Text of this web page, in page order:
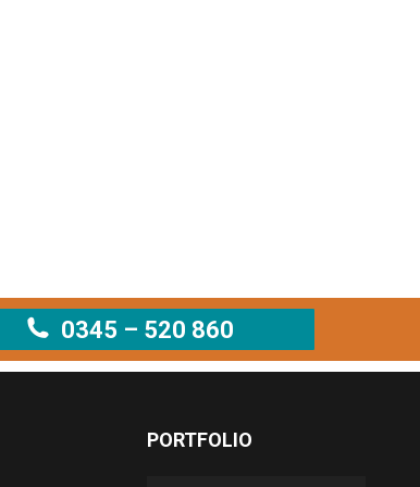
0345 – 520 860
PORTFOLIO